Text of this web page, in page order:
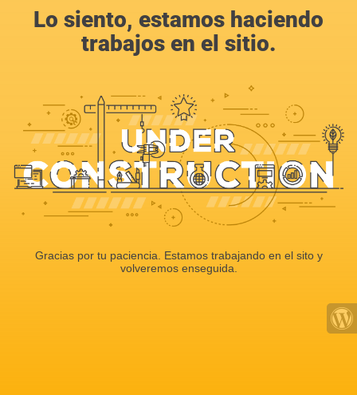
Lo siento, estamos haciendo
trabajos en el sitio.
Gracias por tu paciencia. Estamos trabajando en el sito y
volveremos enseguida.